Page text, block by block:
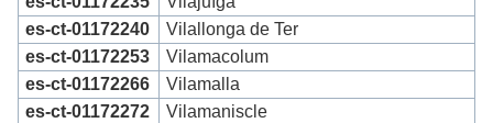
es-ct-01172240
Vilallonga de Ter
es-ct-01172253
Vilamacolum
es-ct-01172266
Vilamalla
es-ct-01172272
Vilamaniscle